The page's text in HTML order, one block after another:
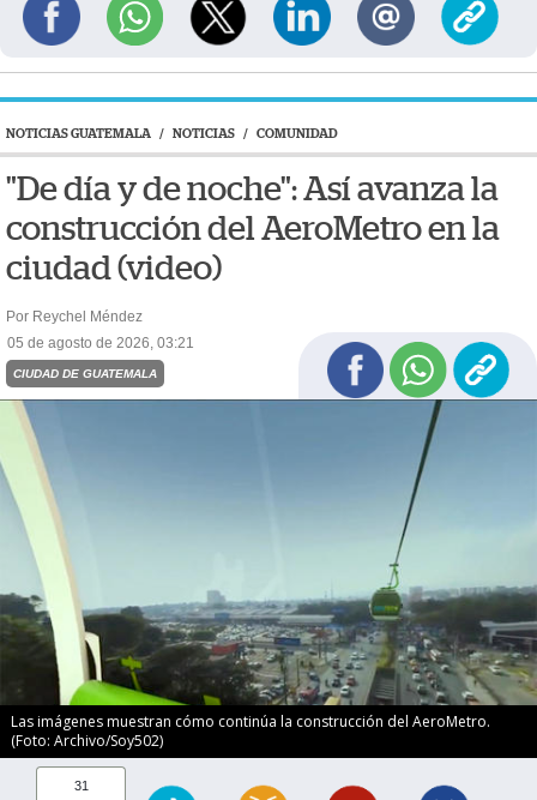
NOTICIAS GUATEMALA / NOTICIAS / COMUNIDAD
"De día y de noche": Así avanza la
construcción del AeroMetro en la
ciudad (video)
Por Reychel Méndez
05 de agosto de 2026, 03:21
CIUDAD DE GUATEMALA
Las imágenes muestran cómo continúa la construcción del AeroMetro.
(Foto: Archivo/Soy502)
31